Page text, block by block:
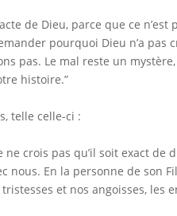
de Dieu, parce que ce n’est
pourquoi Dieu n’a pas
pas. Le mal reste un
histoire.”
telle celle-ci :
crois pas qu’il soit exact de
nous. En la personne de son
et nos angoisses, les